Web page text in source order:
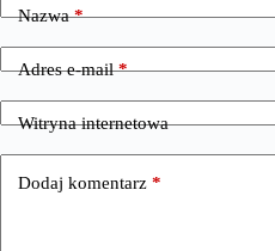
Nazwa*
Adres e-mail*
Witryna internetowa
Dodaj komentarz *